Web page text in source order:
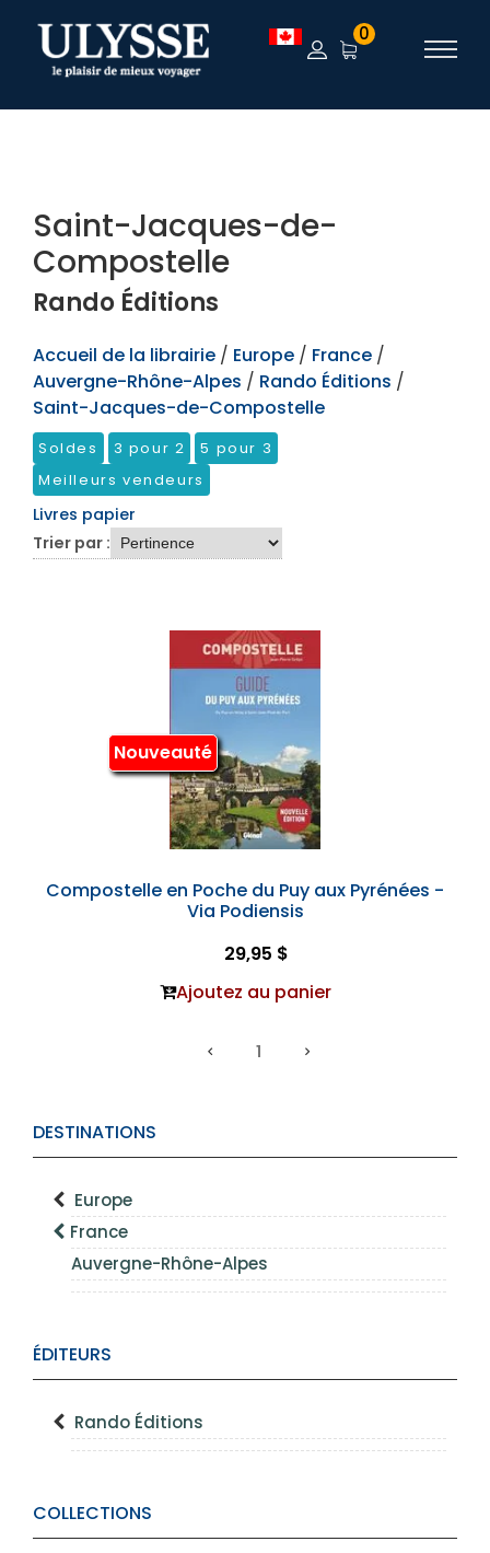
TEST 0
DESTINATIONS
Europe
France
Auvergne-Rhône-Alpes
ÉDITEURS
Rando Éditions
COLLECTIONS
Saint-Jacques-de-
Compostelle
Rando Éditions
Accueil de la librairie / Europe / France /
Auvergne-Rhône-Alpes / Rando Éditions /
Saint-Jacques-de-Compostelle
Soldes 3 pour 2
5 pour 3
Meilleurs vendeurs
Livres papier
Trier par :
Nouveauté
Compostelle en Poche du Puy aux Pyrénées -
Via Podiensis
29,95 $
Ajoutez au panier
1